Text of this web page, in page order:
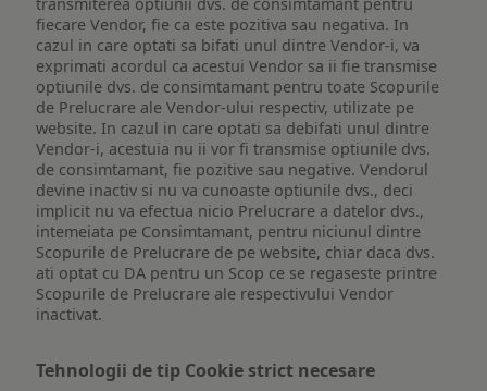
fiecare Vendor, fie ca este pozitiva sau negativa. In
cazul in care optati sa bifati unul dintre Vendor-i, va
exprimati acordul ca acestui Vendor sa ii fie transmise
optiunile dvs. de consimtamant pentru toate Scopurile
de Prelucrare ale Vendor-ului respectiv, utilizate pe
website. In cazul in care optati sa debifati unul dintre
Vendor-i, acestuia nu ii vor fi transmise optiunile dvs.
de consimtamant, fie pozitive sau negative. Vendorul
devine inactiv si nu va cunoaste optiunile dvs., deci
implicit nu va efectua nicio Prelucrare a datelor dvs.,
intemeiata pe Consimtamant, pentru niciunul dintre
Scopurile de Prelucrare de pe website, chiar daca dvs.
ati optat cu DA pentru un Scop ce se regaseste printre
Scopurile de Prelucrare ale respectivului Vendor
inactivat.
Tehnologii de tip Cookie strict necesare